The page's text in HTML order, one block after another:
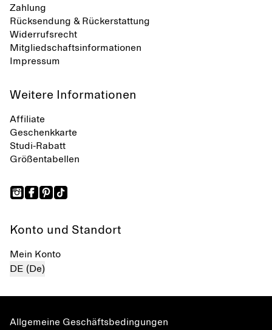
Zahlung
Rücksendung & Rückerstattung
Widerrufsrecht
Mitgliedschaftsinformationen
Impressum
Weitere Informationen
Affiliate
Geschenkkarte
Studi-Rabatt
Größentabellen
Konto und Standort
Mein Konto
DE (De)
Allgemeine Geschäftsbedingungen